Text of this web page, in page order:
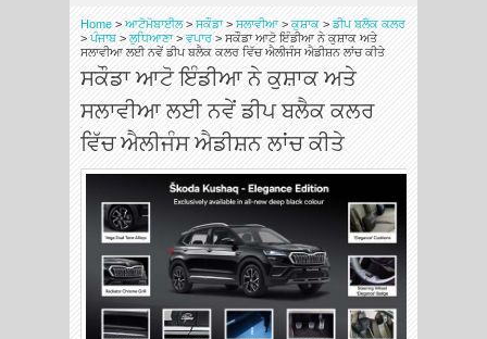
Home > ਆਟੋਮੋਬਾਈਲ> ਸਕੌਡਾ> ਸਲਾਵੀਆ>ਕੁਸ਼ਾਕ > ਡੀਪ ਬਲੈਕ ਕਲਰ
> ਪੰਜਾਬ >ਲੁਧਿਆਣਾ> ਵਪਾਰ > ਸਕੌਡਾ ਆਟੋ ਇੰਡੀਆ ਨੇ ਕੁਸ਼ਾਕ ਅਤੇ
ਸਲਾਵੀਆ ਲਈ ਨਵੇਂ ਡੀਪ ਬਲੈਕ ਕਲਰ ਵਿੱਚ ਐਲੀਜੰਸ ਐਡੀਸ਼ਨ ਲਾਂਚ ਕੀਤੇ
ਸਕੌਡਾ ਆਟੋ ਇੰਡੀਆ ਨੇ ਕੁਸ਼ਾਕ ਅਤੇ
ਸਲਾਵੀਆ ਲਈ ਨਵੇਂ ਡੀਪ ਬਲੈਕ ਕਲਰ
ਵਿੱਚ ਐਲੀਜੰਸ ਐਡੀਸ਼ਨ ਲਾਂਚ ਕੀਤੇ